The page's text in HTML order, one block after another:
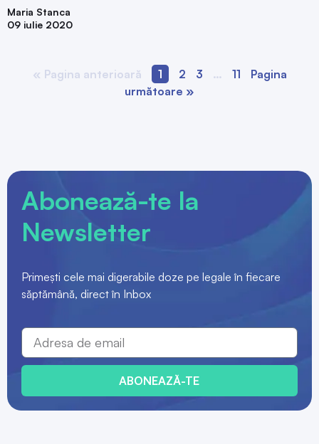
Maria Stanca
09 iulie 2020
« Pagina anterioară 1 2 3 … 11
Pagina
următoare »
Abonează-te la
Newsletter
Primești cele mai digerabile doze pe legale în fiecare
săptămână, direct în Inbox
ABONEAZĂ-TE